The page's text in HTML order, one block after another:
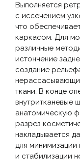
Выполняется
с иссечением
что
каркасом. Для
различные
истончение
создание
ткани. В конце
внутритканевые
анатомическую
разрез
накладывается
для
и стабилизации